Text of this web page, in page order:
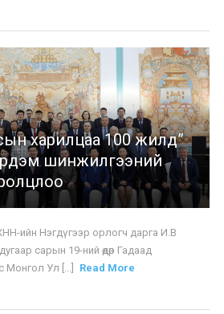
харилцаа 100 жилд”
шинжилгээний
ийн Нэгдүгээр орлогч дарга И.В
сарын 19-ний өдөр Гадаад
Монгол Ул [...]
Read More